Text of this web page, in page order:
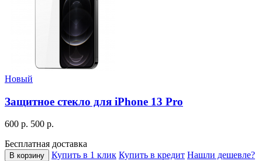
Новый
Защитное стекло для iPhone 13 Pro
600 р. 500 р.
Бесплатная доставка
В корзину Купить в 1 клик Купить в кредит Нашли дешевле?